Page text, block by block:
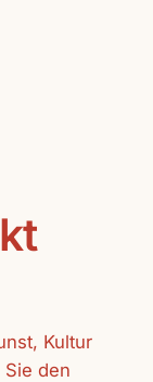
Kultur
Sie den